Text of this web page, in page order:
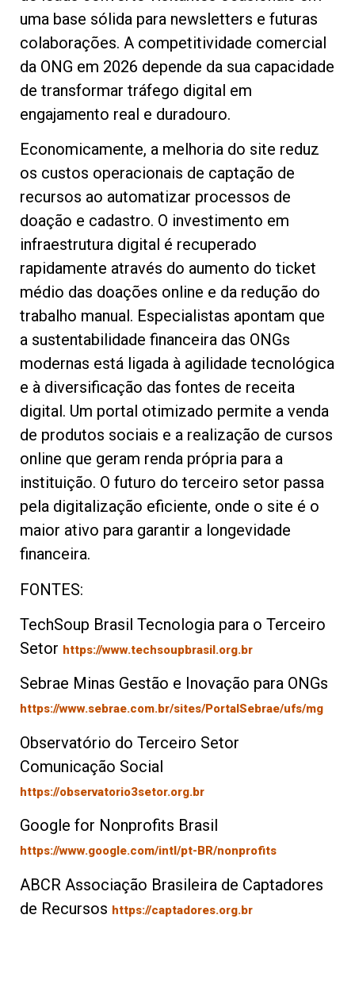
uma base sólida para newsletters e futuras
colaborações. A competitividade comercial
da ONG em 2026 depende da sua capacidade
de transformar tráfego digital em
engajamento real e duradouro.
Economicamente, a melhoria do site reduz
os custos operacionais de captação de
recursos ao automatizar processos de
doação e cadastro. O investimento em
infraestrutura digital é recuperado
rapidamente através do aumento do ticket
médio das doações online e da redução do
trabalho manual. Especialistas apontam que
a sustentabilidade financeira das ONGs
modernas está ligada à agilidade tecnológica
e à diversificação das fontes de receita
digital. Um portal otimizado permite a venda
de produtos sociais e a realização de cursos
online que geram renda própria para a
instituição. O futuro do terceiro setor passa
pela digitalização eficiente, onde o site é o
maior ativo para garantir a longevidade
financeira.
FONTES:
TechSoup Brasil Tecnologia para o Terceiro
Setor https://www.techsoupbrasil.org.br
Sebrae Minas Gestão e Inovação para ONGs
https://www.sebrae.com.br/sites/PortalSebrae/ufs/mg
Observatório do Terceiro Setor
Comunicação Social
https://observatorio3setor.org.br
Google for Nonprofits Brasil
https://www.google.com/intl/pt-BR/nonprofits
ABCR Associação Brasileira de Captadores
de Recursos https://captadores.org.br